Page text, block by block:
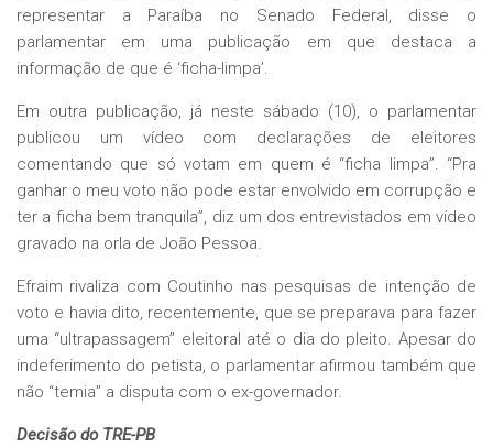
representar a Paraíba no Senado Federal, disse o
parlamentar em uma publicação em que destaca a
informação de que é ‘ficha-limpa’.
Em outra publicação, já neste sábado (10), o parlamentar
publicou um vídeo com declarações de eleitores
comentando que só votam em quem é “ficha limpa”. “Pra
ganhar o meu voto não pode estar envolvido em corrupção e
ter a ficha bem tranquila”, diz um dos entrevistados em vídeo
gravado na orla de João Pessoa.
Efraim rivaliza com Coutinho nas pesquisas de intenção de
voto e havia dito, recentemente, que se preparava para fazer
uma “ultrapassagem” eleitoral até o dia do pleito. Apesar do
indeferimento do petista, o parlamentar afirmou também que
não “temia” a disputa com o ex-governador.
Decisão do TRE-PB